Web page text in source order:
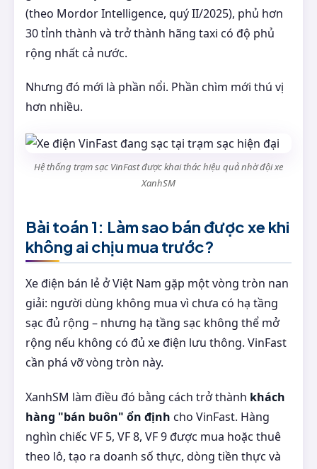
(theo Mordor Intelligence, quý II/2025), phủ hơn
30 tỉnh thành và trở thành hãng taxi có độ phủ
rộng nhất cả nước.
Nhưng đó mới là phần nổi. Phần chìm mới thú vị
hơn nhiều.
Hệ thống trạm sạc VinFast được khai thác hiệu quả nhờ đội xe
XanhSM
Bài toán 1: Làm sao bán được xe khi
không ai chịu mua trước?
Xe điện bán lẻ ở Việt Nam gặp một vòng tròn nan
giải: người dùng không mua vì chưa có hạ tầng
sạc đủ rộng – nhưng hạ tầng sạc không thể mở
rộng nếu không có đủ xe điện lưu thông. VinFast
cần phá vỡ vòng tròn này.
XanhSM làm điều đó bằng cách trở thành khách
hàng "bán buôn" ổn định cho VinFast. Hàng
nghìn chiếc VF 5, VF 8, VF 9 được mua hoặc thuê
theo lô, tạo ra doanh số thực, dòng tiền thực và